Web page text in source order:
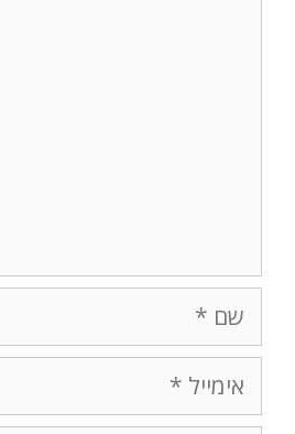
שם
אימייל